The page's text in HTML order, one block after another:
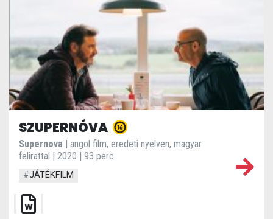
SZUPERNÓVA
Supernova | angol film, eredeti nyelven, magyar
felirattal | 2020 | 93 perc
#JÁTÉKFILM